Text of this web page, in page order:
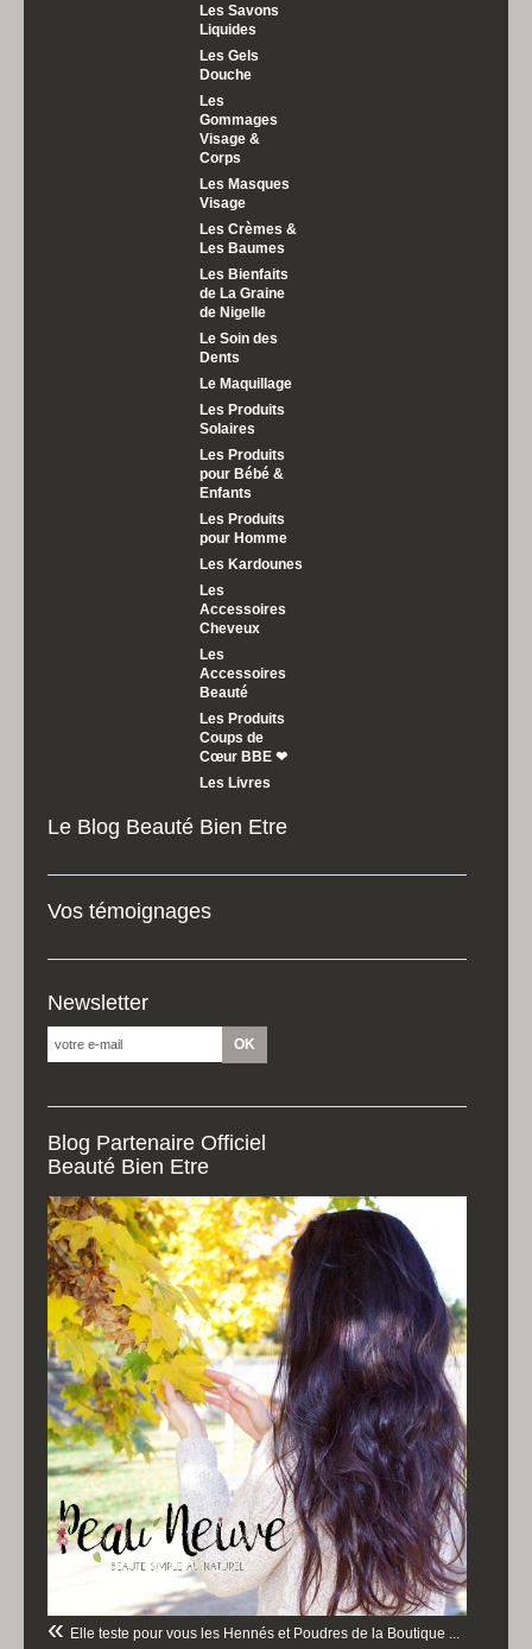
Les Savons
Liquides
Les Gels
Douche
Les
Gommages
Visage &
Corps
Les Masques
Visage
Les Crèmes &
Les Baumes
Les Bienfaits
de La Graine
de Nigelle
Le Soin des
Dents
Le Maquillage
Les Produits
Solaires
Les Produits
pour Bébé &
Enfants
Les Produits
pour Homme
Les Kardounes
Les
Accessoires
Cheveux
Les
Accessoires
Beauté
Les Produits
Coups de
Cœur BBE ❤
Les Livres
Le Blog Beauté Bien Etre
Vos témoignages
Newsletter
Blog Partenaire Officiel
Beauté Bien Etre
Elle teste pour vous les Hennés et Poudres de la Boutique ...